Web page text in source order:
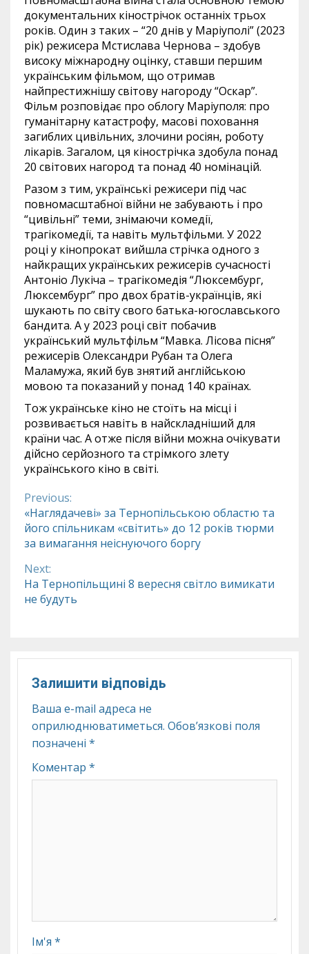
документальних кінострічок останніх трьох
років. Один з таких – “20 днів у Маріуполі” (2023
рік) режисера Мстислава Чернова – здобув
високу міжнародну оцінку, ставши першим
українським фільмом, що отримав
найпрестижнішу світову нагороду “Оскар”.
Фільм розповідає про облогу Маріуполя: про
гуманітарну катастрофу, масові поховання
загиблих цивільних, злочини росіян, роботу
лікарів. Загалом, ця кінострічка здобула понад
20 світових нагород та понад 40 номінацій.
Разом з тим, українські режисери під час
повномасштабної війни не забувають і про
“цивільні” теми, знімаючи комедії,
трагікомедії, та навіть мультфільми. У 2022
році у кінопрокат вийшла стрічка одного з
найкращих українських режисерів сучасності
Антоніо Лукіча – трагікомедія “Люксембург,
Люксембург” про двох братів-українців, які
шукають по світу свого батька-югославського
бандита. А у 2023 році світ побачив
український мультфільм “Мавка. Лісова пісня”
режисерів Олександри Рубан та Олега
Маламужа, який був знятий англійською
мовою та показаний у понад 140 країнах.
Тож українське кіно не стоїть на місці і
розвивається навіть в найскладніший для
країни час. А отже після війни можна очікувати
дійсно серйозного та стрімкого злету
українського кіно в світі.
Continue
Reading
Previous:
«Наглядачеві» за Тернопільською областю та
його спільникам «світить» до 12 років тюрми
за вимагання неіснуючого боргу
Next:
На Тернопільщині 8 вересня світло вимикати
не будуть
Залишити відповідь
Ваша e-mail адреса не
оприлюднюватиметься. Обов’язкові поля
позначені *
Коментар *
Ім'я *